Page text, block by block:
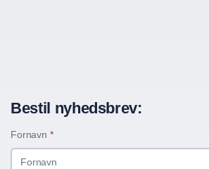
Bestil nyhedsbrev:
Fornavn *